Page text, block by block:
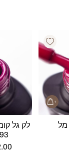
Add wishlist
קומילפו 8 מל